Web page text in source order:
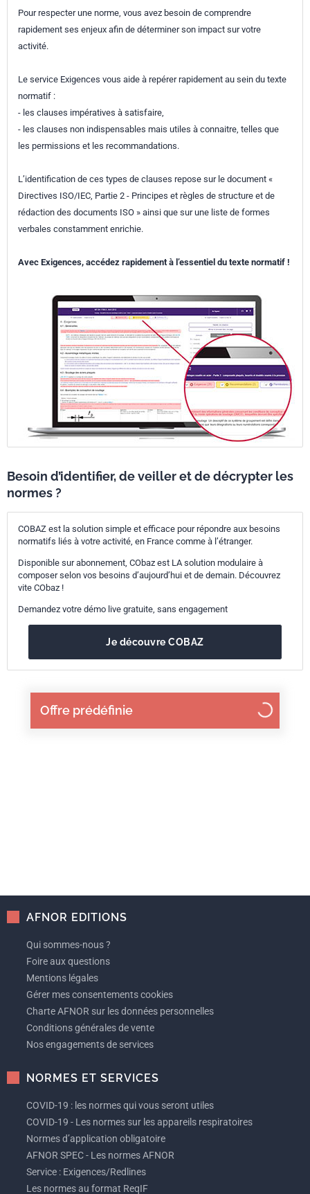
Offre prédéfinie
Pour respecter une norme, vous avez besoin de comprendre
rapidement ses enjeux afin de déterminer son impact sur votre
activité.
Le service Exigences vous aide à repérer rapidement au sein du texte
normatif :
- les clauses impératives à satisfaire,
- les clauses non indispensables mais utiles à connaitre, telles que
les permissions et les recommandations.
L’identification de ces types de clauses repose sur le document «
Directives ISO/IEC, Partie 2 - Principes et règles de structure et de
rédaction des documents ISO » ainsi que sur une liste de formes
verbales constamment enrichie.
Avec Exigences, accédez rapidement à l’essentiel du texte normatif !
Besoin d’identifier, de veiller et de décrypter les
normes ?
COBAZ est la solution simple et efficace pour répondre aux besoins
normatifs liés à votre activité, en France comme à l’étranger.
Disponible sur abonnement, CObaz est LA solution modulaire à
composer selon vos besoins d’aujourd’hui et de demain. Découvrez
vite CObaz !
Demandez votre démo live gratuite, sans engagement
Je découvre COBAZ
AFNOR EDITIONS
Qui sommes-nous ?
Foire aux questions
Mentions légales
Gérer mes consentements cookies
Charte AFNOR sur les données personnelles
Conditions générales de vente
Nos engagements de services
NORMES ET SERVICES
COVID-19 : les normes qui vous seront utiles
COVID-19 - Les normes sur les appareils respiratoires
Normes d’application obligatoire
AFNOR SPEC - Les normes AFNOR
Service : Exigences/Redlines
Les normes au format ReqIF